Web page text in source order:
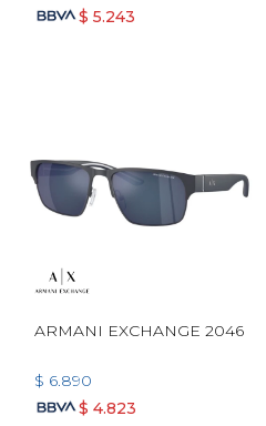
$ 5.243
ARMANI EXCHANGE 2046
$ 6.890
$ 4.823